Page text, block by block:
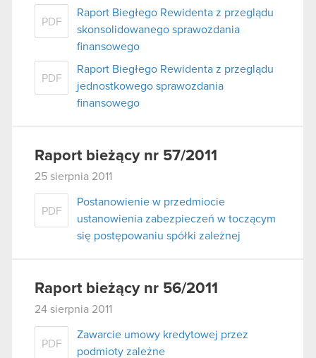
PDF
Raport Biegłego Rewidenta z przeglądu
skonsolidowanego sprawozdania
finansowego
PDF
Raport Biegłego Rewidenta z przeglądu
jednostkowego sprawozdania
finansowego
Raport bieżący nr 57/2011
25 sierpnia 2011
PDF
Postanowienie w przedmiocie
ustanowienia zabezpieczeń w toczącym
się postępowaniu spółki zależnej
Raport bieżący nr 56/2011
24 sierpnia 2011
PDF
Zawarcie umowy kredytowej przez
podmioty zależne